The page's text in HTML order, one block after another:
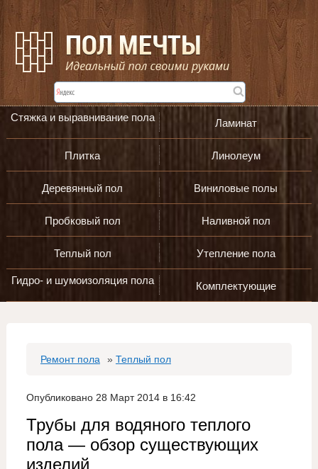
Стяжка и выравнивание пола Ламинат
Плитка Линолеум
Деревянный пол Виниловые полы
Пробковый пол Наливной пол
Теплый пол Утепление пола
Гидро- и шумоизоляция пола Комплектующие
Ремонт пола » Теплый пол
Опубликовано 28 Март 2014 в 16:42
Трубы для водяного теплого
пола — обзор существующих
изделий